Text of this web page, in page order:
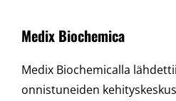
Medix Biochemica
Medix Biochemicalla
onnistuneiden